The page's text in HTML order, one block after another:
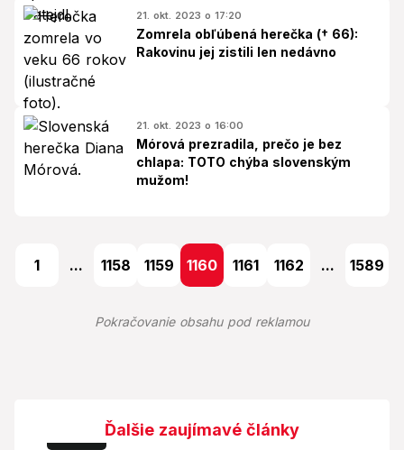
21. okt. 2023 o 17:20
Zomrela obľúbená herečka († 66):
Rakovinu jej zistili len nedávno
21. okt. 2023 o 16:00
Mórová prezradila, prečo je bez
chlapa: TOTO chýba slovenským
mužom!
1 ... 1158 1159 1160 1161 1162 ... 1589
Pokračovanie obsahu pod reklamou
Ďalšie zaujímavé články